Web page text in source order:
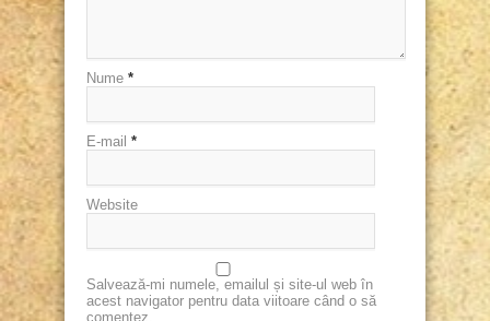
Nume *
E-mail *
Website
Salvează-mi numele, emailul și site-ul web în
acest navigator pentru data viitoare când o să
comentez.